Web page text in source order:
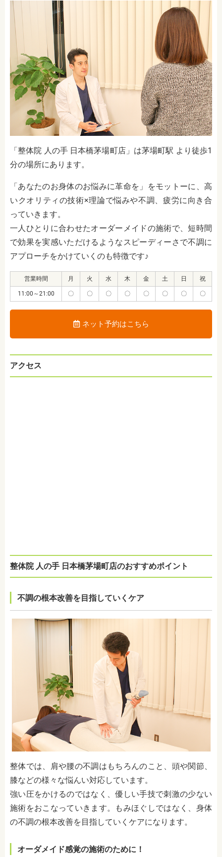
「整体院 人の手 日本橋茅場町店」は茅場町駅 より徒歩1
分の場所にあります。
「あなたのお身体のお悩みに革命を」をモットーに、高
いクオリティの技術×理論で悩みや不調、疲労に向き合
っていきます。
一人ひとりに合わせたオーダーメイドの施術で、短時間
で効果を実感いただけるようなスピーディーさで不調に
アプローチをかけていくのも特徴です♪
営業時間 月 火 水 木 金 土 日 祝
11:00～21:00 〇 〇 〇 〇 〇 〇 〇 〇
ネット予約はこちら
アクセス
整体院 人の手 日本橋茅場町店のおすすめポイント
不調の根本改善を目指していくケア
整体では、肩や腰の不調はもちろんのこと、頭や関節、
膝などの様々な悩んい対応しています。
強い圧をかけるのではなく、優しい手技で刺激の少ない
施術をおこなっていきます。もみほぐしではなく、身体
の不調の根本改善を目指していくケアになります。
オーダメイド感覚の施術のために！